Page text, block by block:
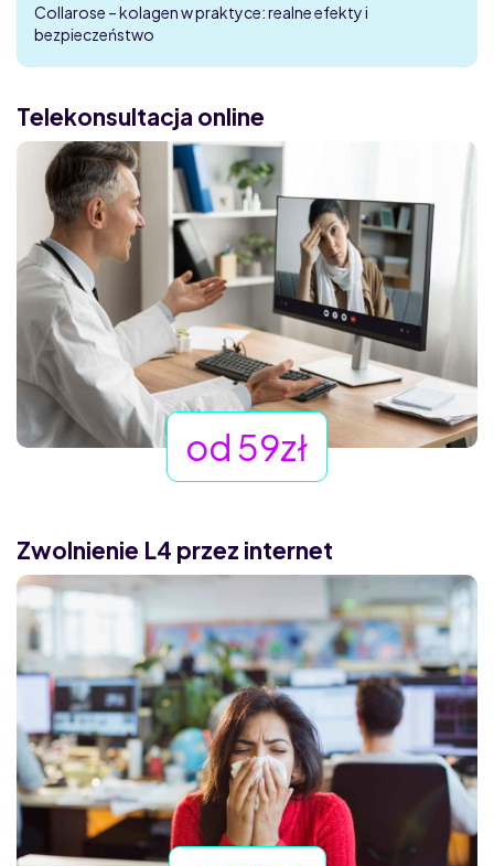
Collarose – kolagen w praktyce: realne efekty i
bezpieczeństwo
Telekonsultacja online
od 59zł
Zwolnienie L4 przez internet